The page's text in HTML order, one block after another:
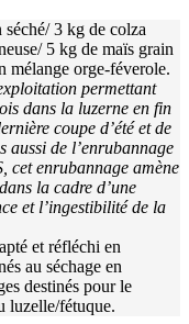
3 kg de colza
5 kg de maïs grain
mélange orge-féverole.
permettant
dans la luzerne en fin
coupe d’été et de
aussi de l’enrubannage
cet enrubannage amène
la cadre d’une
et l’ingestibilité de la
et réfléchi en
au séchage en
destinés pour le
fétuque.